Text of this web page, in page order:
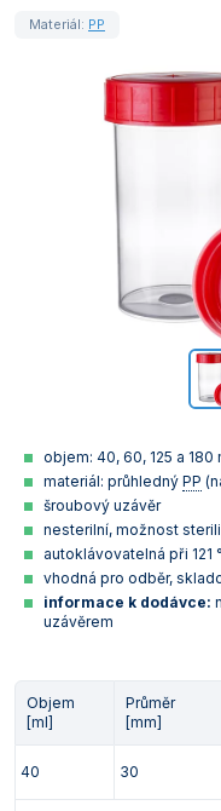
Materiál: PP
objem: 40, 60, 125 a 180
materiál: průhledný PP
šroubový uzávěr
nesterilní, možnost
autoklávovatelná při 121
vhodná pro odběr,
informace k dodávce:
uzávěrem
Objem
[ml]
Průměr
[mm]
40 30